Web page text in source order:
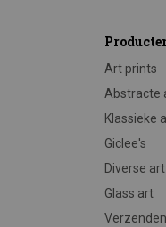
Art prints
Abstracte
Klassieke
Giclee's
Diverse
Glass art